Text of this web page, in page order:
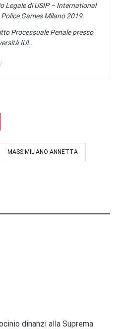
Legale di USIP – International
Games Milano 2019.
Processuale Penale presso
IUL.
MASSIMILIANO ANNETTA
dinanzi alla Suprema